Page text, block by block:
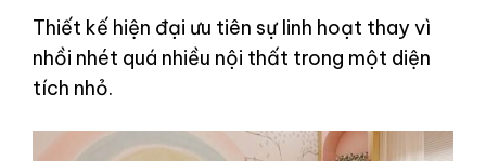
Thiết kế hiện đại ưu tiên sự linh hoạt thay vì
nhồi nhét quá nhiều nội thất trong một diện
tích nhỏ.